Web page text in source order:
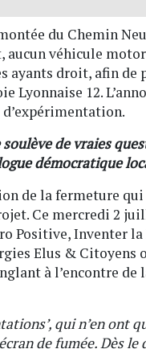
du Chemin
aucun véhicule
ayants droit, afin de
Lyonnaise 12.
de vraies
démocratique
de la fermeture
Ce mercredi 2
Positive, Inventer
Elus & Citoyens
à l’encontre de
qui n’en ont
de fumée. Dès le